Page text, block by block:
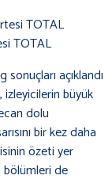
TOTAL
açıklandı
büyük
dolu
bir kez daha
özeti yer
bölümleri de